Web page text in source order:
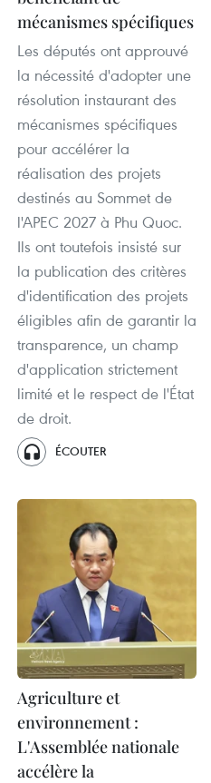
mécanismes spécifiques
Les députés ont approuvé
la nécessité d'adopter une
résolution instaurant des
mécanismes spécifiques
pour accélérer la
réalisation des projets
destinés au Sommet de
l'APEC 2027 à Phu Quoc.
Ils ont toutefois insisté sur
la publication des critères
d'identification des projets
éligibles afin de garantir la
transparence, un champ
d'application strictement
limité et le respect de l'État
de droit.
ÉCOUTER
Agriculture et
environnement :
L'Assemblée nationale
accélère la